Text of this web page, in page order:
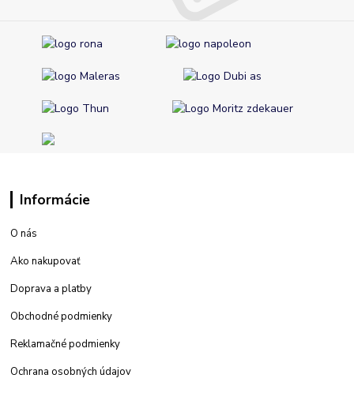
Informácie
O nás
Ako nakupovať
Doprava a platby
Obchodné podmienky
Reklamačné podmienky
Ochrana osobných údajov